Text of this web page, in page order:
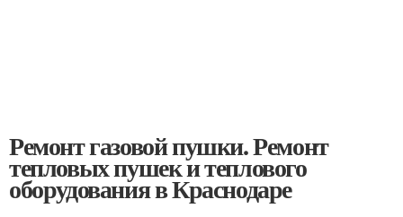
Ремонт газовой пушки. Ремонт
тепловых пушек и теплового
оборудования в Краснодаре